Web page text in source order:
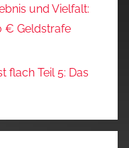
und Vielfalt:
€ Geldstrafe
flach Teil 5: Das